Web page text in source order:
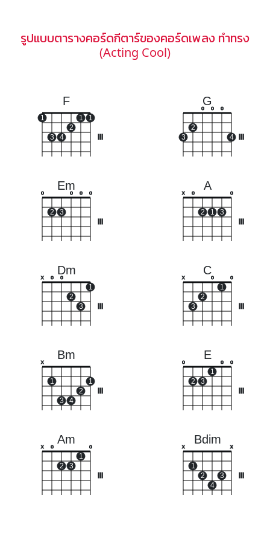
รูปแบบตารางคอร์ดกีตาร์ของคอร์ดเพลง ทำทรง
(Acting Cool)
F
1
3 4
2
1 1
G
3
2
o o o
4
Em
o
2 3
o o o
A
x o
2 1 3
o
Dm
x o o
2
3
1
C
x
3
2
o
1
o
Bm
x
1
3 4
2
1
E
o
2 3
1
o o
Am
x o
2 3
1
o
Bdim
x
1
2
4
3
x